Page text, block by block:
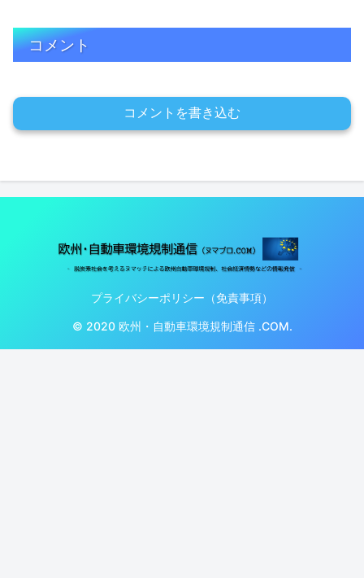
コメント
コメントを書き込む
プライバシーポリシー（免責事項）
© 2020 欧州・自動車環境規制通信 .COM.